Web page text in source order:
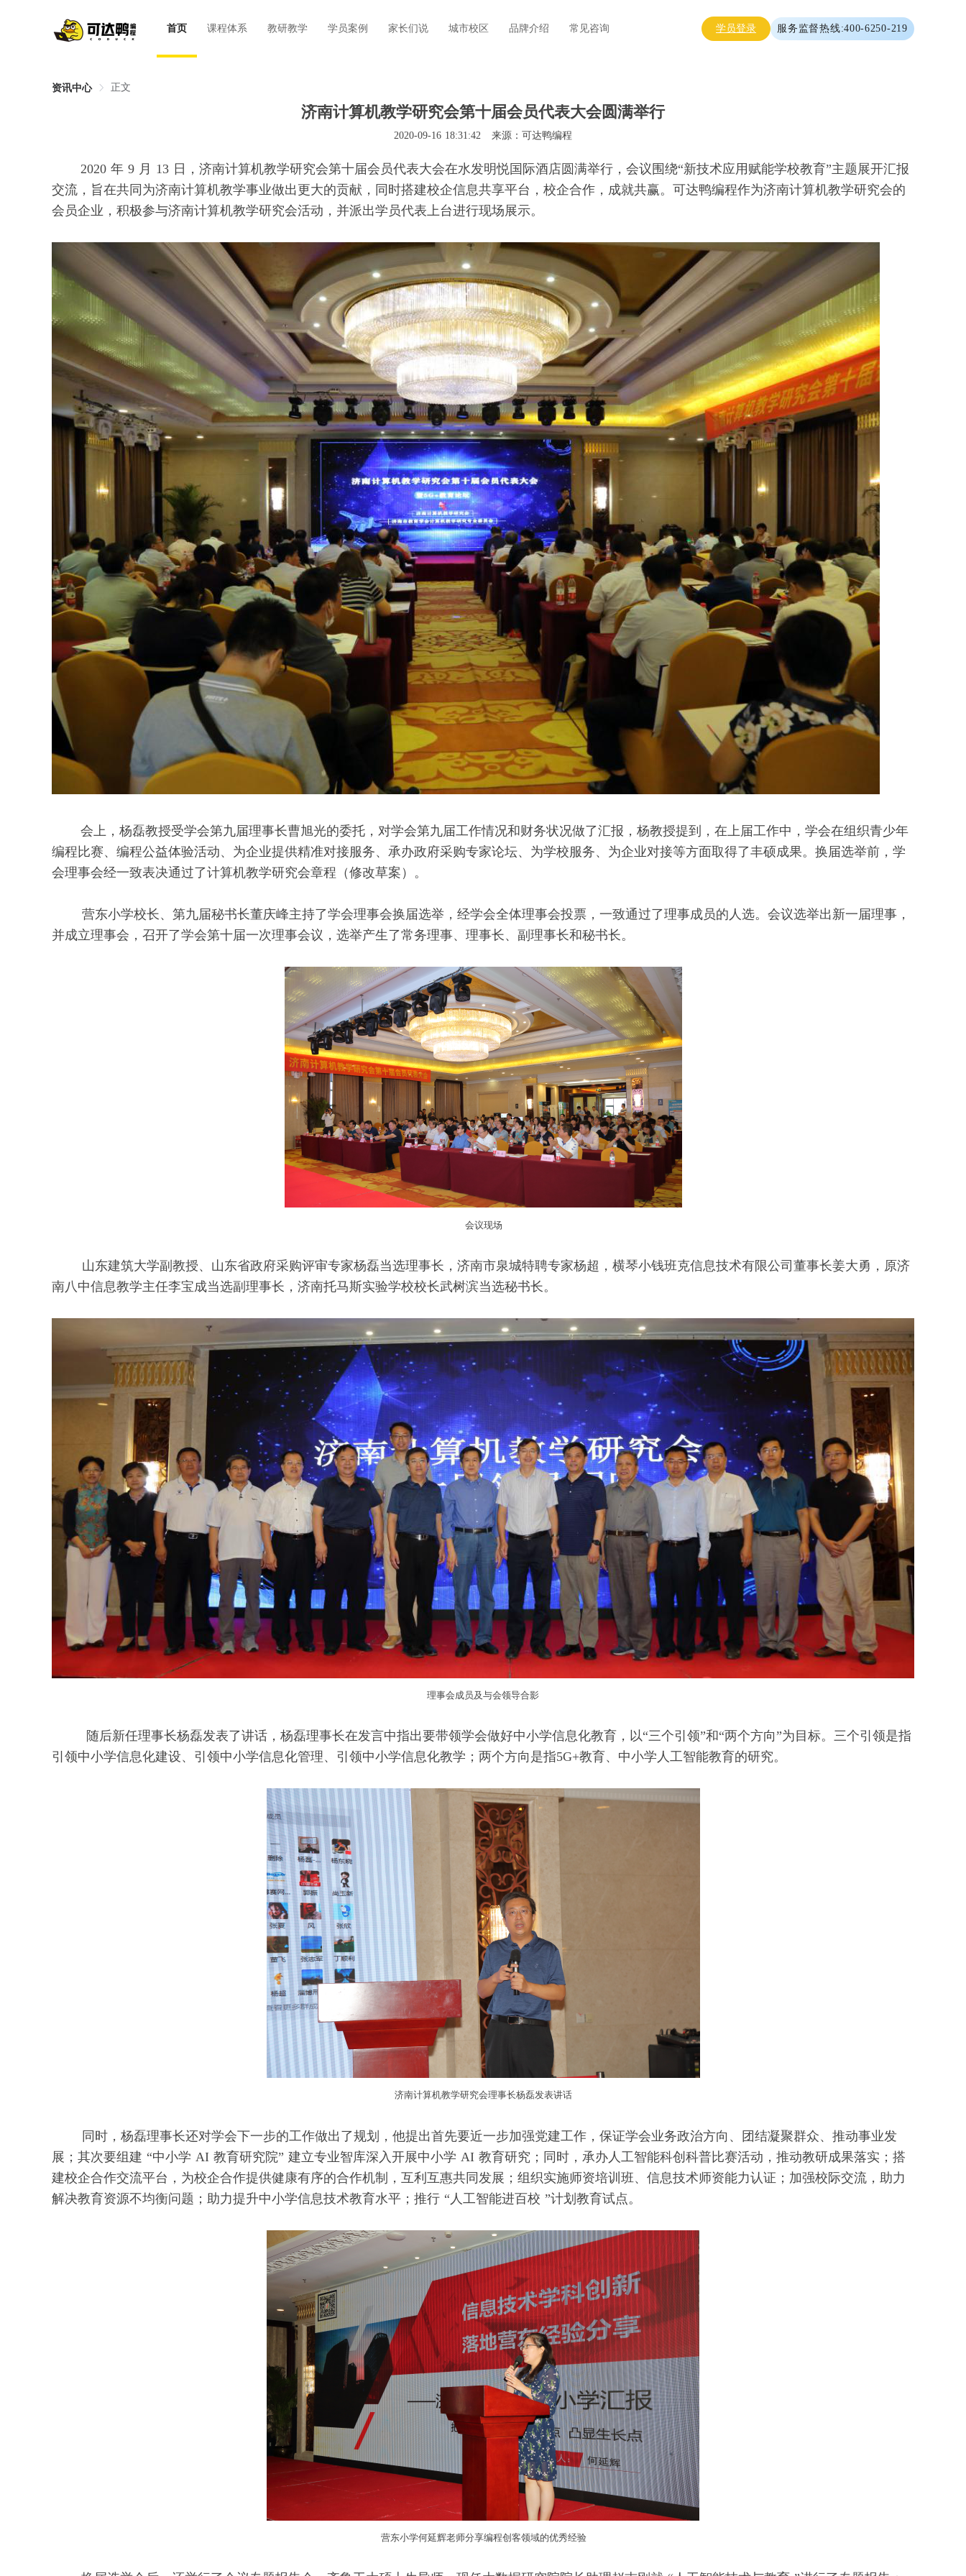
首页 课程体系 教研教学 学员案例 家长们说 城市校区 品牌介绍 常见咨询 学员登录 服务监督热线:400-6250-219
资讯中心 正文
济南计算机教学研究会第十届会员代表大会圆满举行
2020-09-16 18:31:42 来源：可达鸭编程
2020 年 9 月 13 日，济南计算机教学研究会第十届会员代表大会在水发明悦国际酒店圆满举行，会议围绕“新技术应用赋能学校教育”主题展开汇报
交流，旨在共同为济南计算机教学事业做出更大的贡献，同时搭建校企信息共享平台，校企合作，成就共赢。可达鸭编程作为济南计算机教学研究会的
会员企业，积极参与济南计算机教学研究会活动，并派出学员代表上台进行现场展示。
会上，杨磊教授受学会第九届理事长曹旭光的委托，对学会第九届工作情况和财务状况做了汇报，杨教授提到，在上届工作中，学会在组织青少年
编程比赛、编程公益体验活动、为企业提供精准对接服务、承办政府采购专家论坛、为学校服务、为企业对接等方面取得了丰硕成果。换届选举前，学
会理事会经一致表决通过了计算机教学研究会章程（修改草案）。
营东小学校长、第九届秘书长董庆峰主持了学会理事会换届选举，经学会全体理事会投票，一致通过了理事成员的人选。会议选举出新一届理事，
并成立理事会，召开了学会第十届一次理事会议，选举产生了常务理事、理事长、副理事长和秘书长。
会议现场
山东建筑大学副教授、山东省政府采购评审专家杨磊当选理事长，济南市泉城特聘专家杨超，横琴小钱班克信息技术有限公司董事长姜大勇，原济
南八中信息教学主任李宝成当选副理事长，济南托马斯实验学校校长武树滨当选秘书长。
理事会成员及与会领导合影
随后新任理事长杨磊发表了讲话，杨磊理事长在发言中指出要带领学会做好中小学信息化教育，以“三个引领”和“两个方向”为目标。三个引领是指
引领中小学信息化建设、引领中小学信息化管理、引领中小学信息化教学；两个方向是指5G+教育、中小学人工智能教育的研究。
济南计算机教学研究会理事长杨磊发表讲话
同时，杨磊理事长还对学会下一步的工作做出了规划，他提出首先要近一步加强党建工作，保证学会业务政治方向、团结凝聚群众、推动事业发
展；其次要组建 “中小学 AI 教育研究院” 建立专业智库深入开展中小学 AI 教育研究；同时，承办人工智能科创科普比赛活动，推动教研成果落实；搭
建校企合作交流平台，为校企合作提供健康有序的合作机制，互利互惠共同发展；组织实施师资培训班、信息技术师资能力认证；加强校际交流，助力
解决教育资源不均衡问题；助力提升中小学信息技术教育水平；推行 “人工智能进百校 ”计划教育试点。
营东小学何延辉老师分享编程创客领域的优秀经验